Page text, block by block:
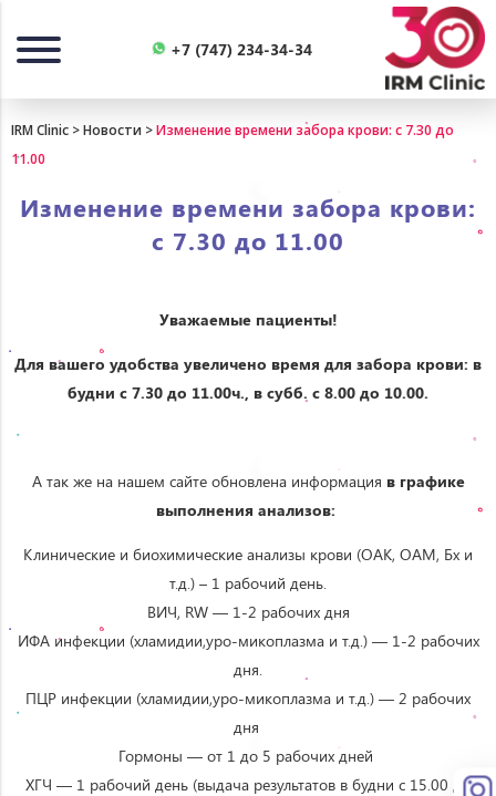
+7 (747) 234-34-34
IRM Clinic >Новости >Изменение времени забора крови: с 7.30 до
11.00
Изменение времени забора крови:
с 7.30 до 11.00
Уважаемые пациенты!
Для вашего удобства увеличено время для забора крови: в
будни с 7.30 до 11.00ч., в субб. с 8.00 до 10.00.
А так же на нашем сайте обновлена информация в графике
выполнения анализов:
Клинические и биохимические анализы крови (ОАК, ОАМ, Бх и
т.д.) – 1 рабочий день.
ВИЧ, RW — 1-2 рабочих дня
ИФА инфекции (хламидии,уро-микоплазма и т.д.) — 1-2 рабочих
дня.
ПЦР инфекции (хламидии,уро-микоплазма и т.д.) — 2 рабочих
дня
Гормоны — от 1 до 5 рабочих дней
ХГЧ — 1 рабочий день (выдача результатов в будни с 15.00 до